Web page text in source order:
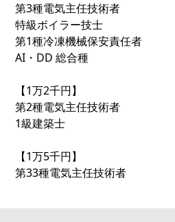
第3種電気主任技術者
特級ボイラー技士
第1種冷凍機械保安責任者
AI・DD 総合種
【1万2千円】
第2種電気主任技術者
1級建築士
【1万5千円】
第33種電気主任技術者